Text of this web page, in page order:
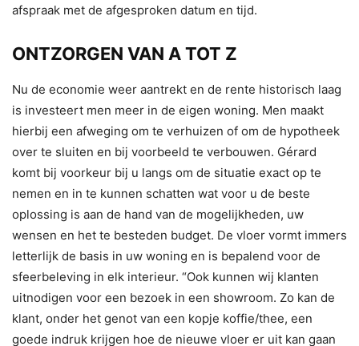
afspraak met de afgesproken datum en tijd.
ONTZORGEN VAN A TOT Z
Nu de economie weer aantrekt en de rente historisch laag
is investeert men meer in de eigen woning. Men maakt
hierbij een afweging om te verhuizen of om de hypotheek
over te sluiten en bij voorbeeld te verbouwen. Gérard
komt bij voorkeur bij u langs om de situatie exact op te
nemen en in te kunnen schatten wat voor u de beste
oplossing is aan de hand van de mogelijkheden, uw
wensen en het te besteden budget. De vloer vormt immers
letterlijk de basis in uw woning en is bepalend voor de
sfeerbeleving in elk interieur. “Ook kunnen wij klanten
uitnodigen voor een bezoek in een showroom. Zo kan de
klant, onder het genot van een kopje koffie/thee, een
goede indruk krijgen hoe de nieuwe vloer er uit kan gaan